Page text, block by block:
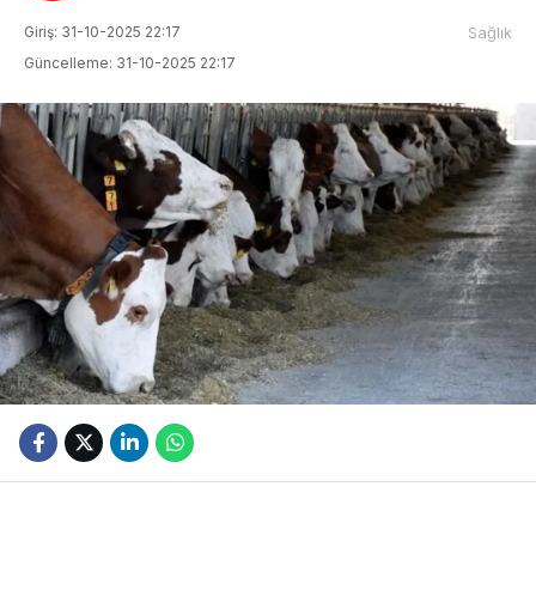
Giriş: 31-10-2025 22:17
Güncelleme: 31-10-2025 22:17
Sağlık